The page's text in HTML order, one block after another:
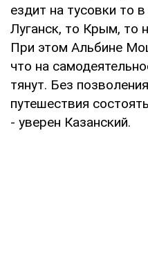
ездит на тусовки то
Луганск, то Крым, то
При этом Альбине
что на
тянут. Без
путешествия
- уверен Казанский.